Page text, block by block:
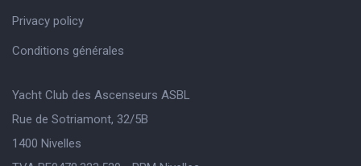
Privacy policy
Conditions générales
Yacht Club des Ascenseurs ASBL
Rue de Sotriamont, 32/5B
1400 Nivelles